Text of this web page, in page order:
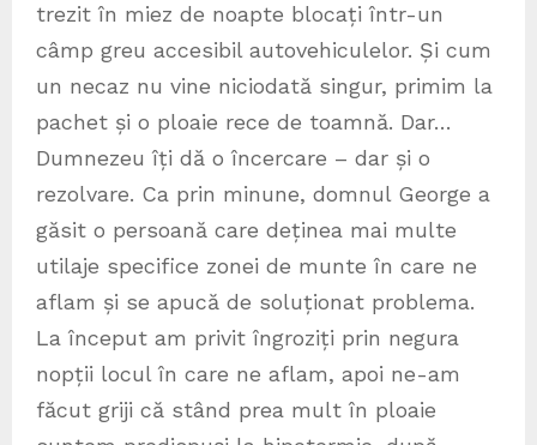
trezit în miez de noapte blocați într-un
câmp greu accesibil autovehiculelor. Și cum
un necaz nu vine niciodată singur, primim la
pachet și o ploaie rece de toamnă. Dar…
Dumnezeu îți dă o încercare – dar și o
rezolvare. Ca prin minune, domnul George a
găsit o persoană care deținea mai multe
utilaje specifice zonei de munte în care ne
aflam și se apucă de soluționat problema.
La început am privit îngroziți prin negura
nopții locul în care ne aflam, apoi ne-am
făcut griji că stând prea mult în ploaie